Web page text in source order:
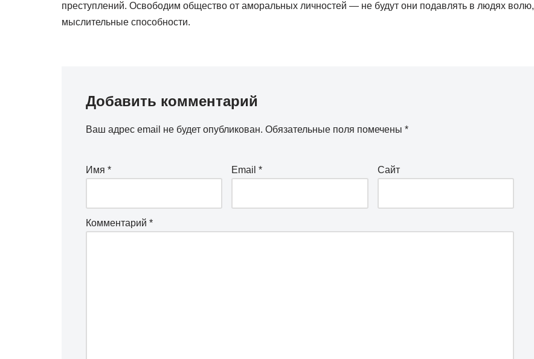
преступлений. Освободим общество от аморальных личностей — не будут они подавлять в людях волю,
мыслительные способности.
Добавить комментарий
Ваш адрес email не будет опубликован. Обязательные поля помечены *
Имя * Email* Сайт
Комментарий *